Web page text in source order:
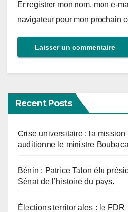
Enregistrer mon nom, mon e-
navigateur pour mon prochain
Recent Posts
Crise universitaire : la mission
auditionne le ministre
Bénin : Patrice Talon élu
Sénat de l’histoire du pays.
Élections territoriales : le FDR